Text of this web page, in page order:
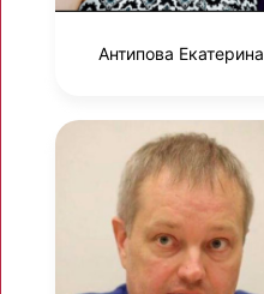
Антипова Екатерина